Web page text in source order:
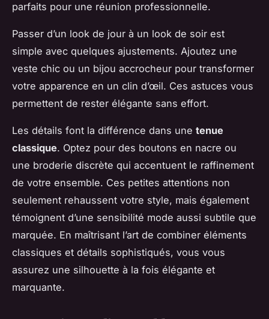
parfaits pour une réunion professionnelle.
Passer d’un look de jour à un look de soir est
simple avec quelques ajustements. Ajoutez une
veste chic ou un bijou accrocheur pour transformer
votre apparence en un clin d’œil. Ces astuces vous
permettent de rester élégante sans effort.
Les détails font la différence dans une tenue
classique. Optez pour des boutons en nacre ou
une broderie discrète qui accentuent le raffinement
de votre ensemble. Ces petites attentions non
seulement rehaussent votre style, mais également
témoignent d’une sensibilité mode aussi subtile que
marquée. En maîtrisant l’art de combiner éléments
classiques et détails sophistiqués, vous vous
assurez une silhouette à la fois élégante et
marquante.